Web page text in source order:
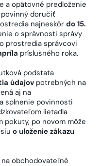
a opätovné predloženie
doručiť
najneskôr do 15.
o správnosti správy
prostredia správcovi
príslušného roka.
podstata
údajov potrebných na
aj na
splnenie povinnosti
lietadla
pokuty, po novom môže
o uloženie zákazu
obchodovateľné